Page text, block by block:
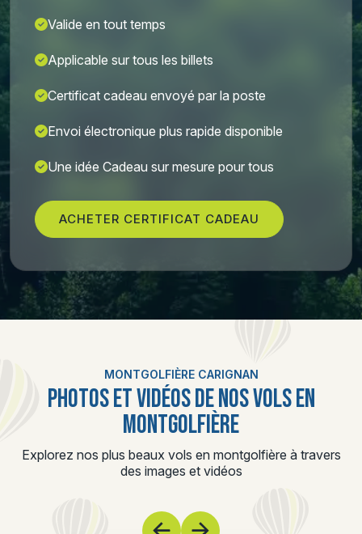
Valide en tout temps
Applicable sur tous les billets
Certificat cadeau envoyé par la poste
Envoi électronique plus rapide disponible
Une idée Cadeau sur mesure pour tous
ACHETER CERTIFICAT CADEAU
MONTGOLFIÈRE CARIGNAN
PHOTOS ET VIDÉOS DE NOS VOLS EN
MONTGOLFIÈRE
Explorez nos plus beaux vols en montgolfière à travers
des images et vidéos